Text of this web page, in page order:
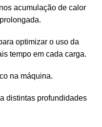
acumulação de calor
optimizar o uso da
tempo em cada carga.
na máquina.
distintas profundidades